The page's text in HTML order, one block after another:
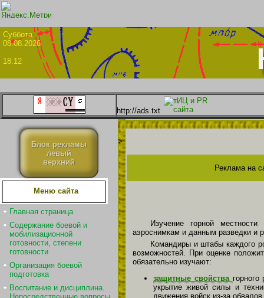
08.08.2026
18:12
http://ads.txt
Блок рекламы
левый
верхний
Меню сайта
Главная страница
Содержание боевой и
мобилизационной
готовности, степени
готовности
Организация боевой
подготовка
Воспитание и дисциплина.
>
Реклама на
Изучение горной
аэроснимкам и данным разведки и
Командиры и штабы каждого
возможностей. При оценке
обязательно изучают:
защитные свойства
укрытие живой силы и
движения войск из-за